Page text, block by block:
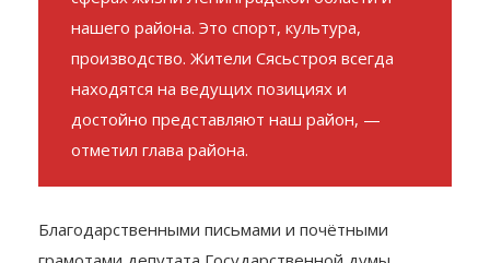
люди, которые проявляют себя во всех
сферах жизни Ленинградской области и
нашего района. Это спорт, культура,
производство. Жители Сясьстроя всегда
находятся на ведущих позициях и
достойно представляют наш район, —